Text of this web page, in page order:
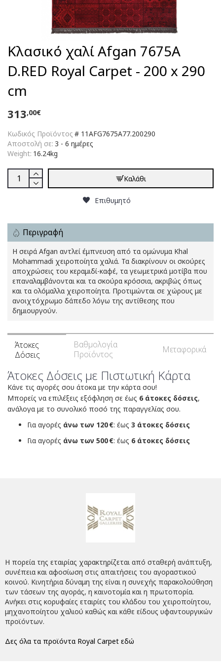
Κλασικό χαλί Afgan 7675A
D.RED Royal Carpet - 200 x 290
cm
Κωδικός Προϊόντος # 11AFG7675A77.200290
Αποστολή σε: 3 - 6 ημέρες
Weight: 16.24kg
313,00€
Καλάθι
Επιθυμητό
Περιγραφή
Η σειρά Afgan αντλεί έμπνευση από τα ομώνυμα Khal
Mohammadi χειροποίητα χαλιά. Τα διακρίνουν οι σκούρες
αποχρώσεις του κεραμιδί-καφέ, τα γεωμετρικά μοτίβα που
επαναλαμβάνονται και τα σκούρα κρόσσια, ακριβώς όπως
και τα ολόμαλλα χειροποίητα. Προτιμώνται σε χώρους με
ανοιχτόχρωμο δάπεδο λόγω της αντίθεσης που
δημιουργούν.
Άτοκες
Δόσεις
Βαθμολογία
Προϊόντος
Μεταφορικά
Άτοκες Δόσεις με Πιστωτική Κάρτα
Κάνε τις αγορές σου άτοκα με την κάρτα σου!
Μπορείς να επιλέξεις εξόφληση σε έως 6 άτοκες δόσεις,
ανάλογα με το συνολικό ποσό της παραγγελίας σου.
Για αγορές άνω των 120 €: έως 3 άτοκες δόσεις
Για αγορές άνω των 500 €: έως 6 άτοκες δόσεις
Η πορεία της εταιρίας χαρακτηρίζεται από σταθερή ανάπτυξη,
συνέπεια και αφοσίωση στις απαιτήσεις του αγοραστικού
κοινού. Κινητήρια δύναμη της είναι η συνεχής παρακολούθηση
των τάσεων της αγοράς, η καινοτομία και η πρωτοπορία.
Ανήκει στις κορυφαίες εταιρίες του κλάδου του χειροποίητου,
μηχανοποίητου χαλιού καθώς και κάθε είδους υφαντουργικών
προϊόντων.
Δες όλα τα προϊόντα Royal Carpet εδώ